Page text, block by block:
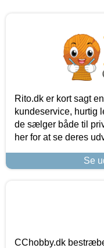
Rito.dk er kort sagt
kundeservice, hurtig
de sælger både til
her for at se deres
Se
CChobby.dk